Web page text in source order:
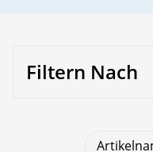
Filtern Nach